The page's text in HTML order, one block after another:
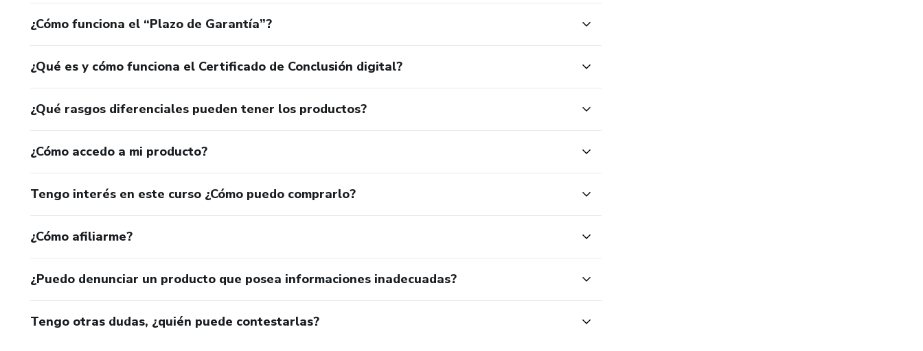
¿Cómo funciona el “Plazo de Garantía”?
¿Qué es y cómo funciona el Certificado de Conclusión digital?
¿Qué rasgos diferenciales pueden tener los productos?
¿Cómo accedo a mi producto?
Tengo interés en este curso ¿Cómo puedo comprarlo?
¿Cómo afiliarme?
¿Puedo denunciar un producto que posea informaciones inadecuadas?
Tengo otras dudas, ¿quién puede contestarlas?